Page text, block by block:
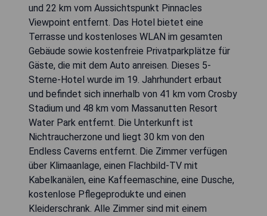
und 22 km vom Aussichtspunkt Pinnacles
Viewpoint entfernt. Das Hotel bietet eine
Terrasse und kostenloses WLAN im gesamten
Gebäude sowie kostenfreie Privatparkplätze für
Gäste, die mit dem Auto anreisen. Dieses 5-
Sterne-Hotel wurde im 19. Jahrhundert erbaut
und befindet sich innerhalb von 41 km vom Crosby
Stadium und 48 km vom Massanutten Resort
Water Park entfernt. Die Unterkunft ist
Nichtraucherzone und liegt 30 km von den
Endless Caverns entfernt. Die Zimmer verfügen
über Klimaanlage, einen Flachbild-TV mit
Kabelkanälen, eine Kaffeemaschine, eine Dusche,
kostenlose Pflegeprodukte und einen
Kleiderschrank. Alle Zimmer sind mit einem